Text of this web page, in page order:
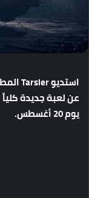
استديوTarsier
عنلعبةجديدةكلياً
يوم
أغسطس.